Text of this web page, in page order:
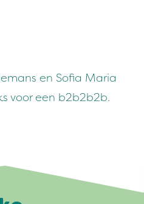
en Sofia Maria
voor een b2b2b2b.